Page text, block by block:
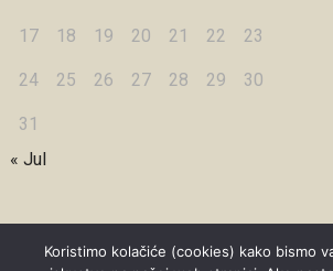
17 18 19 20 21 22 23
24 25 26 27 28 29 30
31
« Jul
Koristimo kolačiće (cookies) kako bismo